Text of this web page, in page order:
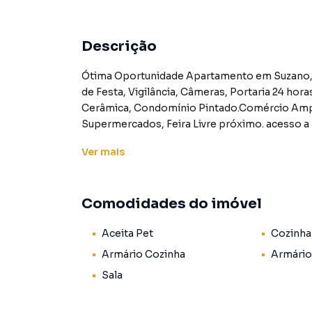
Descrição
Ótima Oportunidade Apartamento em Suzano, 4° Andar, 2 dormitório. Sala, Cozinha, Banheiro, Salão
de Festa, Vigilância, Câmeras, Portaria 24
Cerâmica, Condomínio Pintado.Comércio Amplo no Local, Próximo á Creche, Posto de
Supermercados, Feira Livre próximo. acesso
o que procurava ou deseja mais informações
A Rocha Marqueze Imóveis tem mais opções
sobrados, terrenos, lojas e barracões para
Ver mais
Comodidades do imóvel
Aceita Pet Cozinha
Armário Cozinha
Sala